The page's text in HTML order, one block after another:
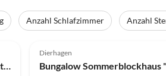
Anzahl Schlafzimmer Anzahl
Bungalow Sommerblockhaus "Lütt Hüsing"
Dierhagen